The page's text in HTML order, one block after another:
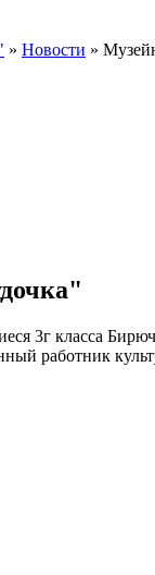
» Новости »
3г класса
работник